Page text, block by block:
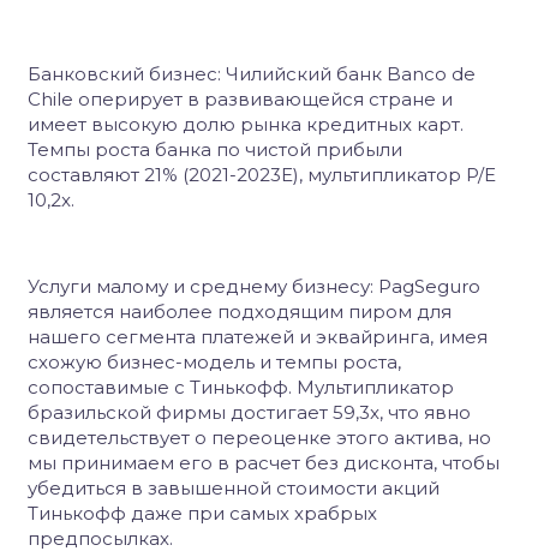
Банковский бизнес: Чилийский банк Banco de
Chile оперирует в развивающейся стране и
имеет высокую долю рынка кредитных карт.
Темпы роста банка по чистой прибыли
составляют 21% (2021-2023E), мультипликатор P/E
10,2x.
Услуги малому и среднему бизнесу: PagSeguro
является наиболее подходящим пиром для
нашего сегмента платежей и эквайринга, имея
схожую бизнес-модель и темпы роста,
сопоставимые с Тинькофф. Мультипликатор
бразильской фирмы достигает 59,3x, что явно
свидетельствует о переоценке этого актива, но
мы принимаем его в расчет без дисконта, чтобы
убедиться в завышенной стоимости акций
Тинькофф даже при самых храбрых
предпосылках.